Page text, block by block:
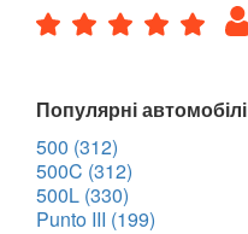
Популярні автомобілі
500 (312)
500C (312)
500L (330)
Punto III (199)